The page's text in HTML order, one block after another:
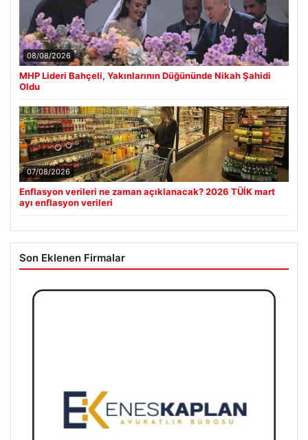
08/08/2026
MHP Lideri Bahçeli, Yakınlarının Düğününde Nikah Şahidi
Oldu
07/08/2026
Enflasyon verileri ne zaman açıklanacak? 2026 TÜİK mart
ayı enflasyon verileri
Son Eklenen Firmalar